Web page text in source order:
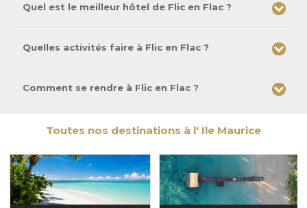
Quel est le meilleur hôtel de Flic en Flac ?
Quelles activités faire à Flic en Flac ?
Comment se rendre à Flic en Flac ?
Toutes nos destinations à l' Ile Maurice